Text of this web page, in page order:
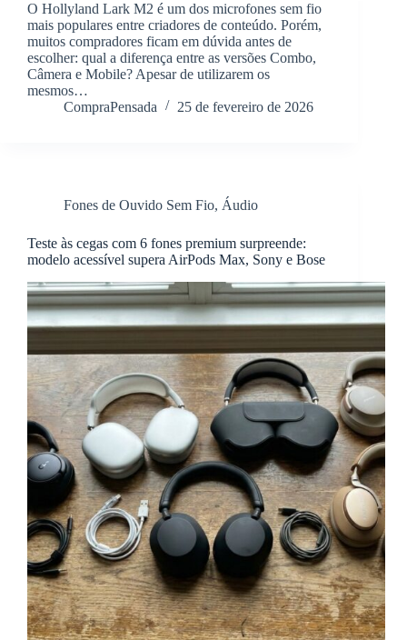
O Hollyland Lark M2 é um dos microfones sem fio
mais populares entre criadores de conteúdo. Porém,
muitos compradores ficam em dúvida antes de
escolher: qual a diferença entre as versões Combo,
Câmera e Mobile? Apesar de utilizarem os
mesmos…
CompraPensada
25 de fevereiro de 2026
Fones de Ouvido Sem Fio, Áudio
Teste às cegas com 6 fones premium surpreende:
modelo acessível supera AirPods Max, Sony e Bose